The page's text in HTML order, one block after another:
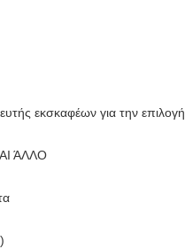
εκσκαφέων για την επιλογή
ΆΛΛΟ